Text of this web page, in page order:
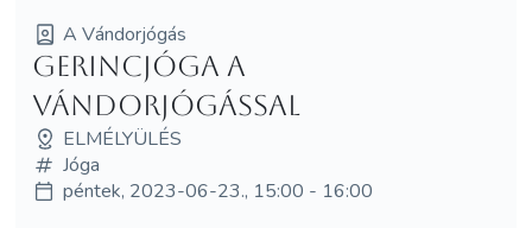
A Vándorjógás
Gerincjóga a
Vándorjógással
ELMÉLYÜLÉS
Jóga
péntek, 2023-06-23., 15:00 - 16:00